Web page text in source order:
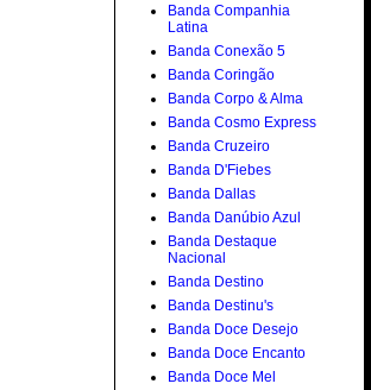
Banda Companhia
Latina
Banda Conexão 5
Banda Coringão
Banda Corpo & Alma
Banda Cosmo Express
Banda Cruzeiro
Banda D'Fiebes
Banda Dallas
Banda Danúbio Azul
Banda Destaque
Nacional
Banda Destino
Banda Destinu's
Banda Doce Desejo
Banda Doce Encanto
Banda Doce Mel